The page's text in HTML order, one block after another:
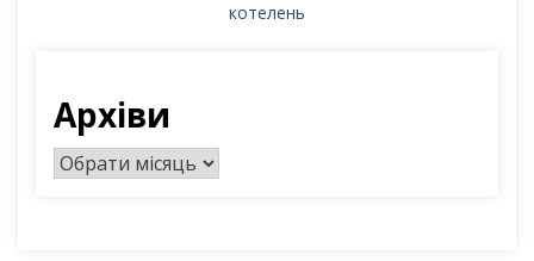
котелень
Архіви
А